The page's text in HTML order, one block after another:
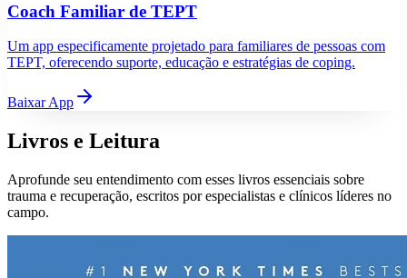
Coach Familiar de TEPT
Um app especificamente projetado para familiares de pessoas com
TEPT, oferecendo suporte, educação e estratégias de coping.
Baixar App
Livros e Leitura
Aprofunde seu entendimento com esses livros essenciais sobre
trauma e recuperação, escritos por especialistas e clínicos líderes no
campo.